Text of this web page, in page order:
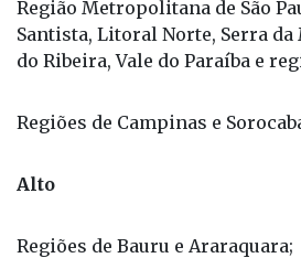
Muito alto
Região Metropolitana de São
do Ribeira, Vale do Paraíba e
Regiões de Campinas e Sorocaba;
Alto